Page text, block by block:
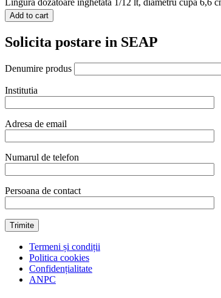
Add to cart
Solicita postare in SEAP
Denumire produs
Institutia
Adresa de email
Numarul de telefon
Persoana de contact
Termeni și condiții
Politica cookies
Confidențialitate
ANPC